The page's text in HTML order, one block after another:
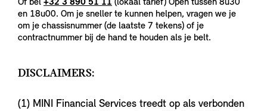
Of bel +32 3 890 51 11 (lokaal tarief) Open tussen 8u30
en 18u00. Om je sneller te kunnen helpen, vragen we je
om je chassisnummer (de laatste 7 tekens) of je
contractnummer bij de hand te houden als je belt.
DISCLAIMERS:
(1) MINI Financial Services treedt op als verbonden